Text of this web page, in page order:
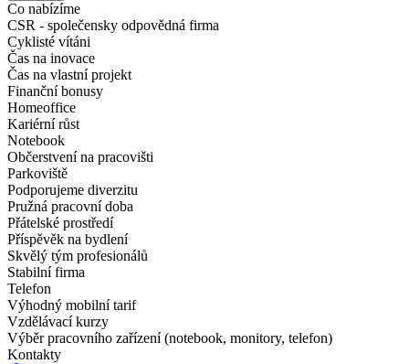
Co nabízíme
CSR - společensky odpovědná firma
Cyklisté vítáni
Čas na inovace
Čas na vlastní projekt
Finanční bonusy
Homeoffice
Kariérní růst
Notebook
Občerstvení na pracovišti
Parkoviště
Podporujeme diverzitu
Pružná pracovní doba
Přátelské prostředí
Příspěvěk na bydlení
Skvělý tým profesionálů
Stabilní firma
Telefon
Výhodný mobilní tarif
Vzdělávací kurzy
Výběr pracovního zařízení (notebook, monitory, telefon)
Kontakty